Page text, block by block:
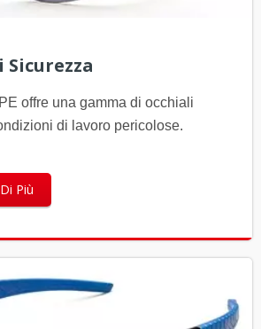
offre una gamma di occhiali
di lavoro pericolose.
Più